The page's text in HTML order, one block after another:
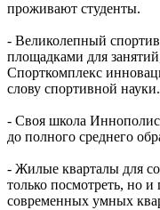
проживают студенты.
- Великолепный
площадками для
Спорткомплекс
слову спортивной науки.
- Своя школа
до полного среднего
- Жилые кварталы для
только посмотреть, но
современных умных